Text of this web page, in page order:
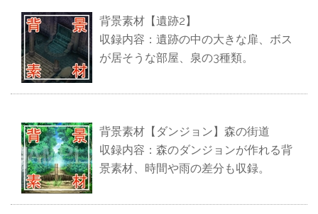
背景素材【遺跡2】
収録内容：遺跡の中の大きな扉、ボス
が居そうな部屋、泉の3種類。
背景素材【ダンジョン】森の街道
収録内容：森のダンジョンが作れる背
景素材、時間や雨の差分も収録。